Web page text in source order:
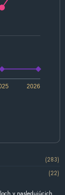
2026
(283)
(22)